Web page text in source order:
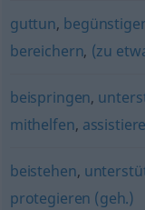
guttun,
bereichern, (zu
beispringen,
mithelfen,
beistehen,
protegieren (geh.)